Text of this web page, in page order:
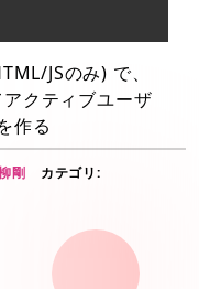
JSのみ) で、
クティブユーザ
作る
剛
カテゴリ: